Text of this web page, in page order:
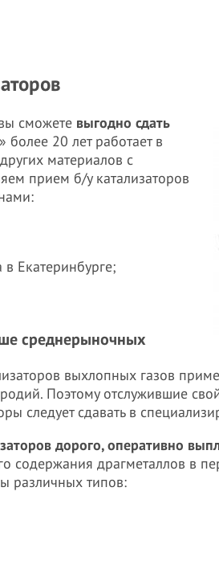
сможете выгодно сдать
более 20 лет работает в
материалов с
прием б/у катализаторов
Екатеринбурге;
среднерыночных
выхлопных газов
Поэтому отслужившие
следует сдавать в
дорого, оперативно
содержания драгметаллов в
различных типов: